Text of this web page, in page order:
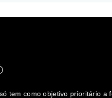
tem como objetivo prioritário